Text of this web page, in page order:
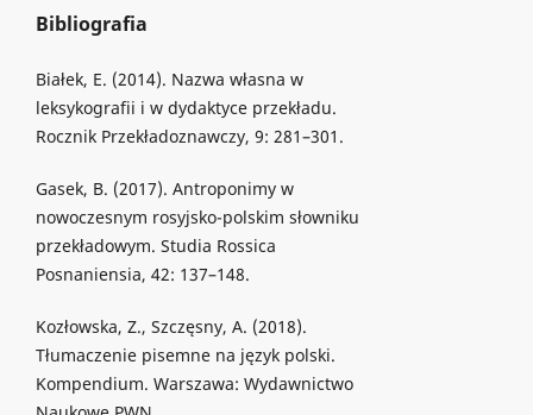
Bibliografia
Białek, E. (2014). Nazwa własna w
leksykografii i w dydaktyce przekładu.
Rocznik Przekładoznawczy, 9: 281–301.
Gasek, B. (2017). Antroponimy w
nowoczesnym rosyjsko-polskim słowniku
przekładowym. Studia Rossica
Posnaniensia, 42: 137–148.
Kozłowska, Z., Szczęsny, A. (2018).
Tłumaczenie pisemne na język polski.
Kompendium. Warszawa: Wydawnictwo